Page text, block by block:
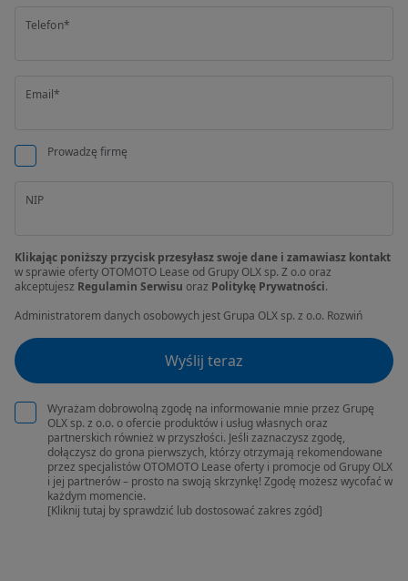
Telefon*
Email*
Prowadzę firmę
NIP
Klikając poniższy przycisk przesyłasz swoje dane i zamawiasz kontakt
w sprawie oferty OTOMOTO Lease od Grupy OLX sp. Z o.o oraz
akceptujesz Regulamin Serwisu oraz Politykę Prywatności.
Administratorem danych osobowych jest Grupa OLX sp. z o.o. Rozwiń
Wyślij teraz
Wyrażam dobrowolną zgodę na informowanie mnie przez Grupę
OLX sp. z o.o. o ofercie produktów i usług własnych oraz
partnerskich również w przyszłości. Jeśli zaznaczysz zgodę,
dołączysz do grona pierwszych, którzy otrzymają rekomendowane
przez specjalistów OTOMOTO Lease oferty i promocje od Grupy OLX
i jej partnerów – prosto na swoją skrzynkę! Zgodę możesz wycofać w
każdym momencie.
[Kliknij tutaj by sprawdzić lub dostosować zakres zgód]